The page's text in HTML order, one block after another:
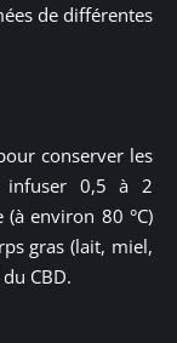
de différentes
conserver les
infuser 0,5 à 2
(à environ 80 °C)
gras (lait, miel,
CBD.